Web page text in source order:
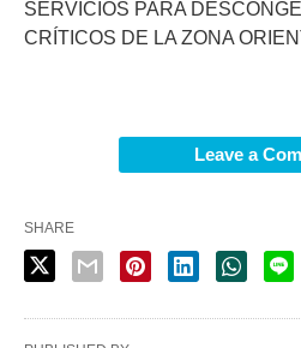
SERVICIOS PARA
CRÍTICOS DE LA ZONA
Leave a
SHARE